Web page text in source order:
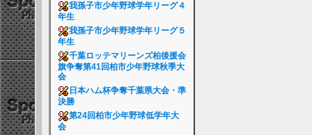
我孫子市少年野球学年リーグ４
年生
我孫子市少年野球学年リーグ５
年生
千葉ロッテマリーンズ柏後援会
旗争奪第41回柏市少年野球秋季大
会
日本ハム杯争奪千葉県大会・準
決勝
第24回柏市少年野球低学年大
会